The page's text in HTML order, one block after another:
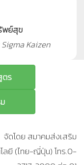
พย์สุข
Kaizen
ร
จัดโดย สมาคมส่งเสริม
โลยี (ไทย-ญี่ปุ่น) โทร.0-